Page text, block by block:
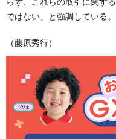
ではない」と強調している。
（藤原秀行）